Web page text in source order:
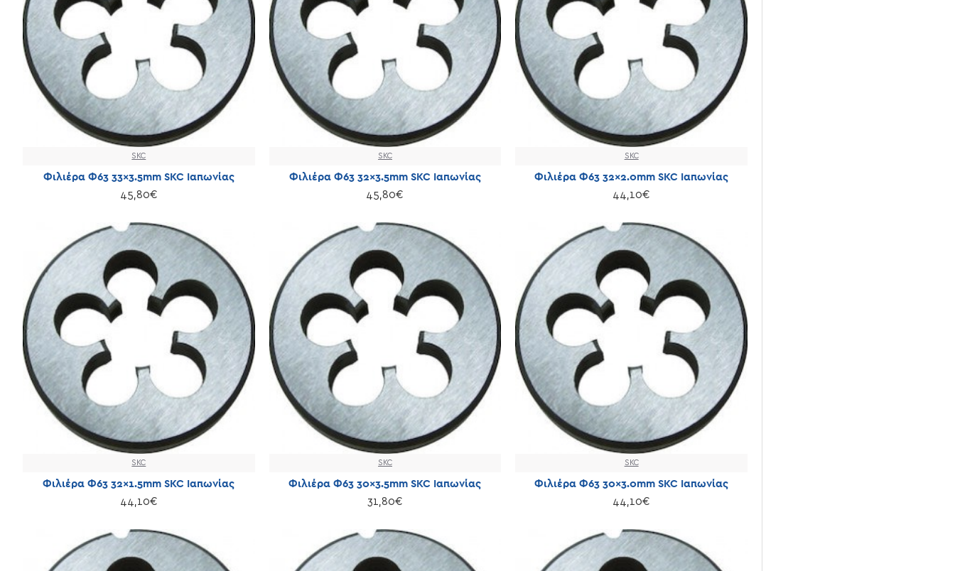
SKC
Φιλιέρα Φ63 33×3.5mm SKC Ιαπωνίας
45,80€
SKC
Φιλιέρα Φ63 32×3.5mm SKC Ιαπωνίας
45,80€
SKC
Φιλιέρα Φ63 32×2.0mm SKC Ιαπωνίας
44,10€
SKC
Φιλιέρα Φ63 32×1.5mm SKC Ιαπωνίας
44,10€
SKC
Φιλιέρα Φ63 30×3.5mm SKC Ιαπωνίας
31,80€
SKC
Φιλιέρα Φ63 30×3.0mm SKC Ιαπωνίας
44,10€